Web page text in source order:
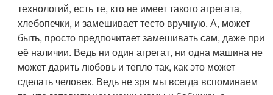
технологий, есть те, кто не имеет такого агрегата,
хлебопечки, и замешивает тесто вручную. А, может
быть, просто предпочитает замешивать сам, даже при
её наличии. Ведь ни один агрегат, ни одна машина не
может дарить любовь и тепло так, как это может
сделать человек. Ведь не зря мы всегда вспоминаем